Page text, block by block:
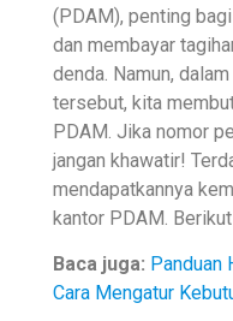
(PDAM), penting
dan membayar
denda. Namun,
tersebut, kita
PDAM. Jika nomor
jangan khawatir!
mendapatkannya
kantor PDAM.
Baca juga: Panduan
Cara Mengatur